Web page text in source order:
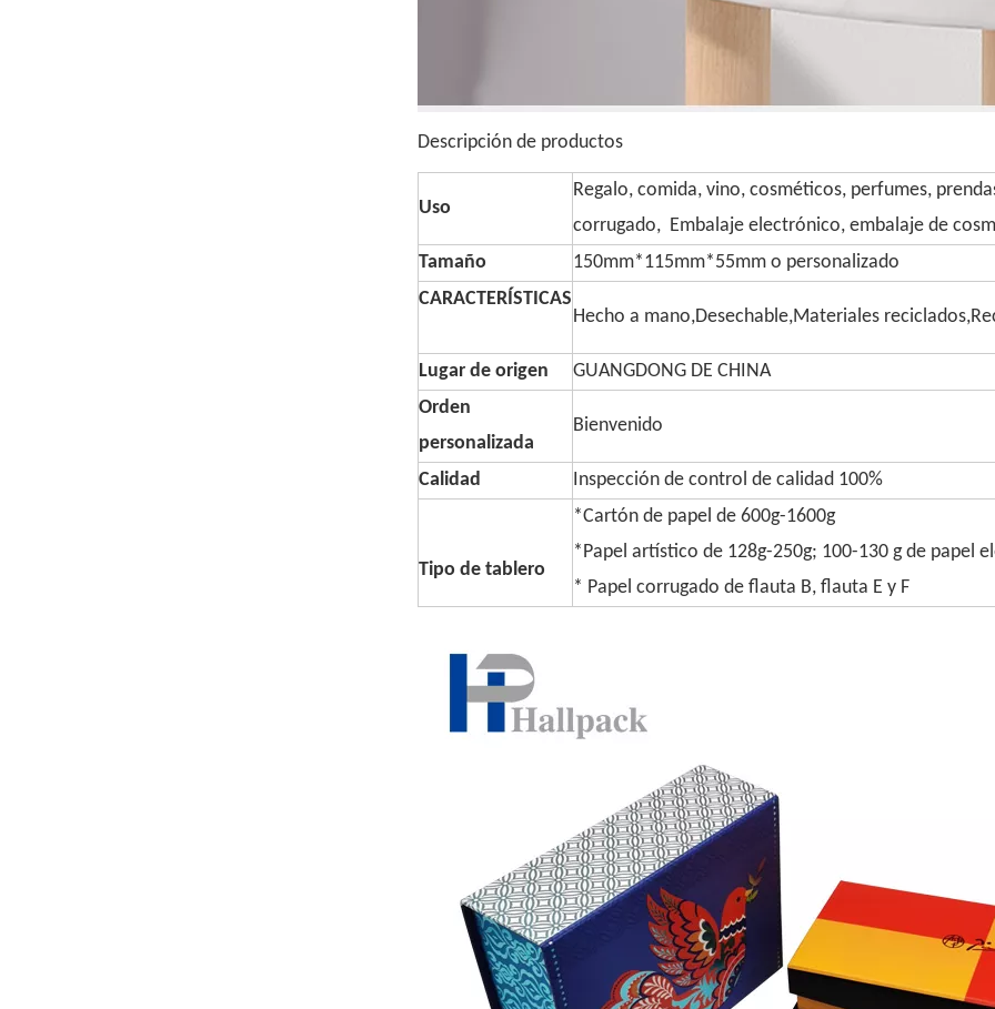
Descripción de productos
Uso
Regalo, comida, vino, cosméticos, perfumes,
corrugado, Embalaje electrónico, embalaje de
Tamaño
150mm*115mm*55mm o personalizado
CARACTERÍSTICAS
Hecho a mano,Desechable,Materiales
Lugar de origen
GUANGDONG DE CHINA
Orden
personalizada
Bienvenido
Calidad Inspección de control de calidad 100%
Tipo de tablero
*Cartón de papel de 600g-1600g
*Papel artístico de 128g-250g; 100-130 g de papel
* Papel corrugado de flauta B, flauta E y F